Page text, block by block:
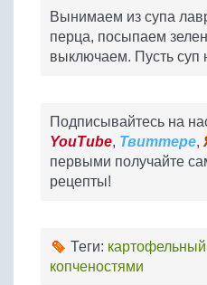
Вынимаем из супа
перца, посыпаем
выключаем. Пусть суп
Подписывайтесь на
YouTube, Твиттере,
первыми получайте
рецепты!
Теги: картофельный
копченостями